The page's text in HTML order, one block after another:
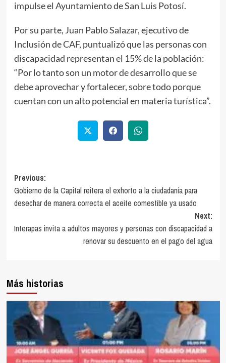
impulse el Ayuntamiento de San Luis Potosí.
Por su parte, Juan Pablo Salazar, ejecutivo de
Inclusión de CAF, puntualizó que las personas con
discapacidad representan el 15% de la población:
“Por lo tanto son un motor de desarrollo que se
debe aprovechar y fortalecer, sobre todo porque
cuentan con un alto potencial en materia turística”.
Previous:
Gobierno de la Capital reitera el exhorto a la ciudadanía para
desechar de manera correcta el aceite comestible ya usado
Next:
Interapas invita a adultos mayores y personas con discapacidad a
renovar su descuento en el pago del agua
Más historias